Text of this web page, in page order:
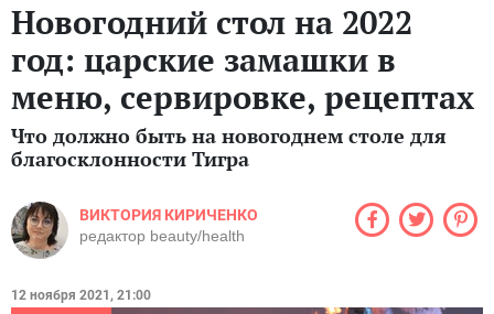
Новогодний стол на 2022
год: царские замашки в
меню, сервировке, рецептах
Что должно быть на новогоднем столе для
благосклонности Тигра
ВИКТОРИЯ КИРИЧЕНКО
редактор beauty/health
12 ноября 2021, 21:00